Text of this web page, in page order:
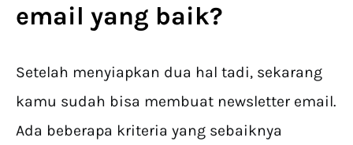
email yang baik?
Setelah menyiapkan dua hal tadi, sekarang
kamu sudah bisa membuat newsletter email.
Ada beberapa kriteria yang sebaiknya